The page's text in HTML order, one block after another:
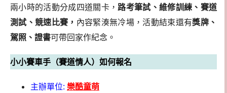
兩小時的活動分成四道關卡， 路考筆試、維修訓練、賽道
測試、競速比賽， 內容緊湊無冷場，活動結束還有獎牌、
駕照、證書可帶回家作紀念。
小小賽車手（賽道情人）如何報名
主辦單位: 樂酷童萌